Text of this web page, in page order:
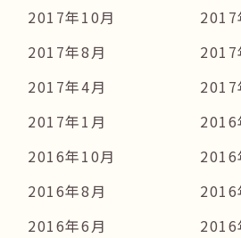
2017年10月
2017
2017年8月
2017
2017年4月
2017
2017年1月
2016
2016年10月
2016
2016年8月
2016
2016年6月
2016